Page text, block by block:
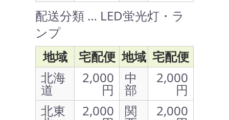
配送分類 … LED蛍光灯・ラ
ンプ
地域
宅配便 地域 宅配便
北海
道
2,000
円
中
部
2,000
円
北東
2,000 関 2,000